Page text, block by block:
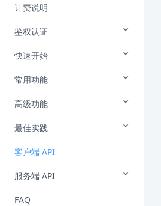
计费说明
鉴权认证
快速开始
常用功能
高级功能
最佳实践
客户端 API
服务端 API
FAQ